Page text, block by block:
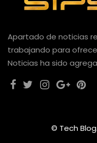
Apartado de noticias
trabajando para
Noticias ha sido
© Tech